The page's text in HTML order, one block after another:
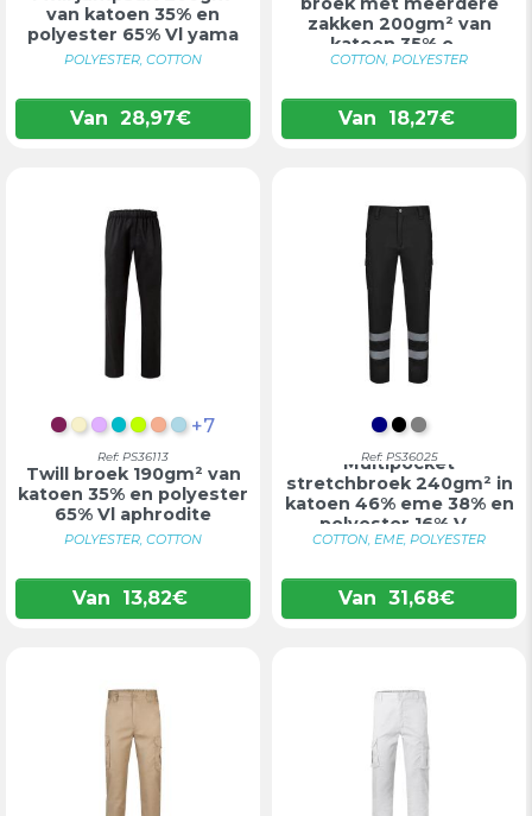
van katoen 35% en
polyester 65% Vl yama
POLYESTER, COTTON
Van 28,97€
zakken 200gm² van
katoen 35% e...
COTTON, POLYESTER
Van 18,27€
BORDEAUX
PASTELGEEL
LILATURKOOIS
LIMOEN
ZALM
LICHTBLAUW
+7
Ref: PS36113
Twill broek 190gm² van
katoen 35% en polyester
65% Vl aphrodite
POLYESTER, COTTON
Van 13,82€
ZWART
GRIJS
Ref: PS36025
Multipocket
stretchbroek 240gm² in
katoen 46% eme 38% en
polyester 16% V...
COTTON, EME, POLYESTER
Van 31,68€